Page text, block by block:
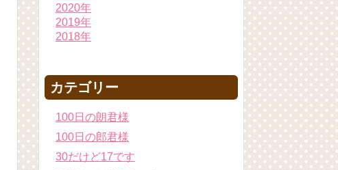
2020年
2019年
2018年
カテゴリー
100日の朗君様
100日の郎君様
30だけど17です